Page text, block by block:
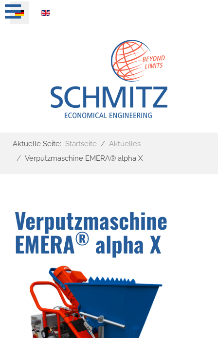
Sprache auswählen
Aktuelle Seite: Startseite
Aktuelles
Verputzmaschine EMERA® alpha X
Verputzmaschine
EMERA® alpha X